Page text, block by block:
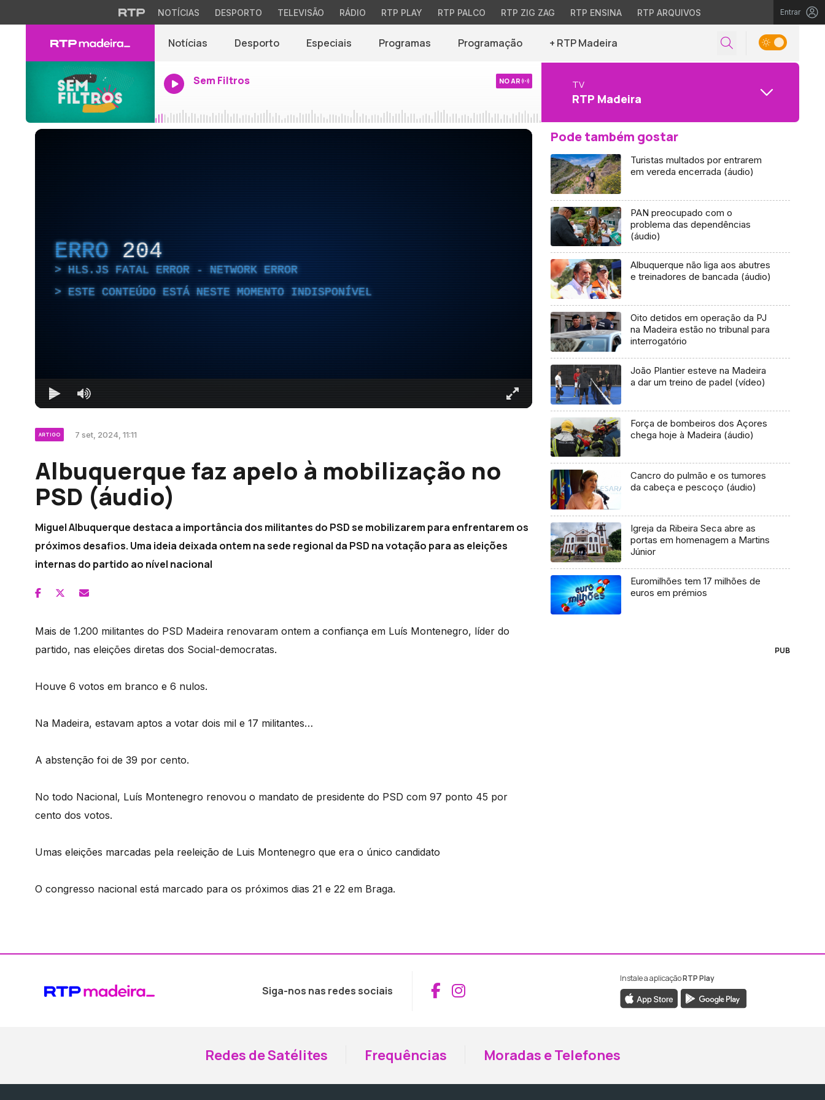
NOTÍCIAS DESPORTO TELEVISÃO RÁDIO RTP PLAY RTP PALCO RTP ZIG ZAG RTP ENSINA RTP ARQUIVOS Entrar
Notícias Desporto Especiais Programas Programação + RTP Madeira
Sem Filtros NO AR TV
RTP Madeira
ERRO 204
HLS.JS FATAL ERROR - NETWORK ERROR
ESTE CONTEÚDO ESTÁ NESTE MOMENTO INDISPONÍVEL
ARTIGO 7 set, 2024, 11:11
Albuquerque faz apelo à mobilização no
PSD (áudio)
Miguel Albuquerque destaca a importância dos militantes do PSD se mobilizarem para enfrentarem os
próximos desafios. Uma ideia deixada ontem na sede regional da PSD na votação para as eleições
internas do partido ao nível nacional
Mais de 1.200 militantes do PSD Madeira renovaram ontem a confiança em Luís Montenegro, líder do
partido, nas eleições diretas dos Social-democratas.
Houve 6 votos em branco e 6 nulos.
Na Madeira, estavam aptos a votar dois mil e 17 militantes…
A abstenção foi de 39 por cento.
No todo Nacional, Luís Montenegro renovou o mandato de presidente do PSD com 97 ponto 45 por
cento dos votos.
Umas eleições marcadas pela reeleição de Luis Montenegro que era o único candidato
O congresso nacional está marcado para os próximos dias 21 e 22 em Braga.
Pode também gostar
Turistas multados por entrarem
em vereda encerrada (áudio)
PAN preocupado com o
problema das dependências
(áudio)
Albuquerque não liga aos abutres
e treinadores de bancada (áudio)
Oito detidos em operação da PJ
na Madeira estão no tribunal para
interrogatório
João Plantier esteve na Madeira
a dar um treino de padel (vídeo)
Força de bombeiros dos Açores
chega hoje à Madeira (áudio)
Cancro do pulmão e os tumores
da cabeça e pescoço (áudio)
Igreja da Ribeira Seca abre as
portas em homenagem a Martins
Júnior
Euromilhões tem 17 milhões de
euros em prémios
PUB
Siga-nos nas redes sociais Aceder ao Facebook da RTP Madeira
Aceder ao Instagram da RTP Madeira
Instale a aplicaçãoRTP Play
Redes de Satélites Frequências Moradas e Telefones